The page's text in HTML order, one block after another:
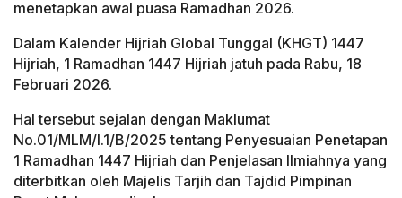
menetapkan awal puasa Ramadhan 2026.
Dalam Kalender Hijriah Global Tunggal (KHGT) 1447
Hijriah, 1 Ramadhan 1447 Hijriah jatuh pada Rabu, 18
Februari 2026.
Hal tersebut sejalan dengan Maklumat
No.01/MLM/I.1/B/2025 tentang Penyesuaian Penetapan
1 Ramadhan 1447 Hijriah dan Penjelasan Ilmiahnya yang
diterbitkan oleh Majelis Tarjih dan Tajdid Pimpinan